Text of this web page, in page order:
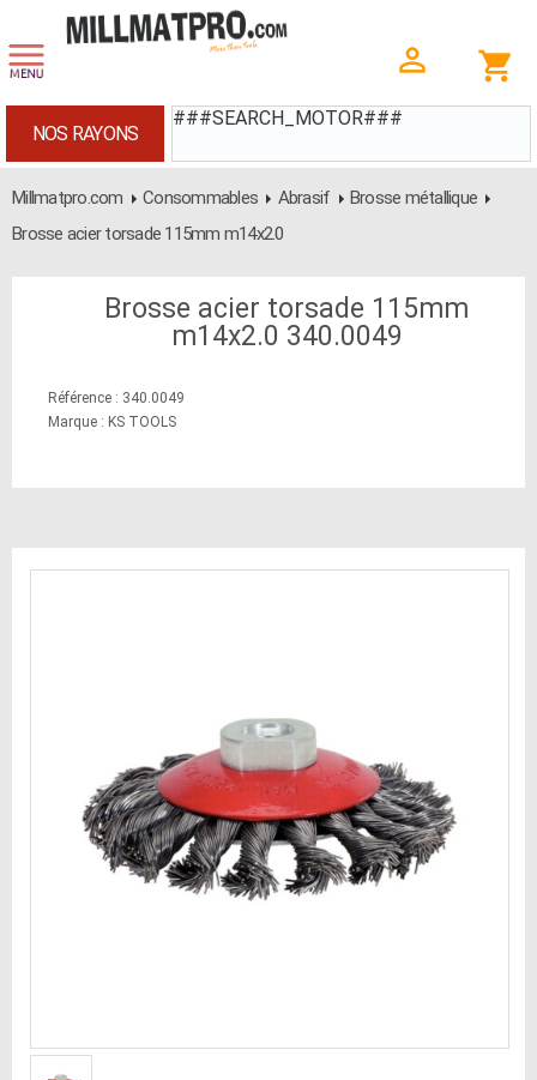
###SEARCH_MOTOR###
NOS RAYONS
Millmatpro.com Consommables Abrasif
Brosse métallique
Brosse acier torsade 115mm m14x2.0
Brosse acier torsade 115mm
m14x2.0 340.0049
Référence : 340.0049
Marque : KS TOOLS